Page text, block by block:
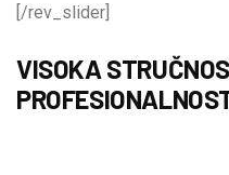
[/rev_slider]
VISOKA